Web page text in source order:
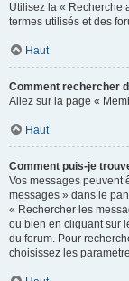
Utilisez la « Recherche
termes utilisés et des
Haut
Comment rechercher
Allez sur la page «
Haut
Comment puis-je
Vos messages peuvent
messages » dans le
« Rechercher les
ou bien en cliquant sur
du forum. Pour
choisissez les